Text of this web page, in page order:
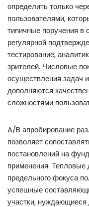
определить только
пользователями,
типичные поручения
регулярной
тестирование,
зрителей. Числовые
осуществления задач
дополняются
сложностями
A/B апробирование
позволяет
постановлений на
применения.
предельного фокуса
успешные
участки, нуждающиеся